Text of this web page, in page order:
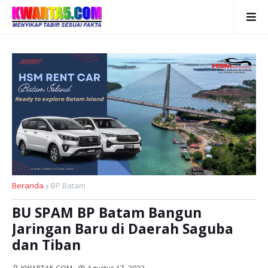
Beranda BP Batam
BU SPAM BP Batam Bangun
Jaringan Baru di Daerah Saguba
dan Tiban